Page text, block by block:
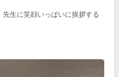
生に笑顔いっぱいに挨拶する